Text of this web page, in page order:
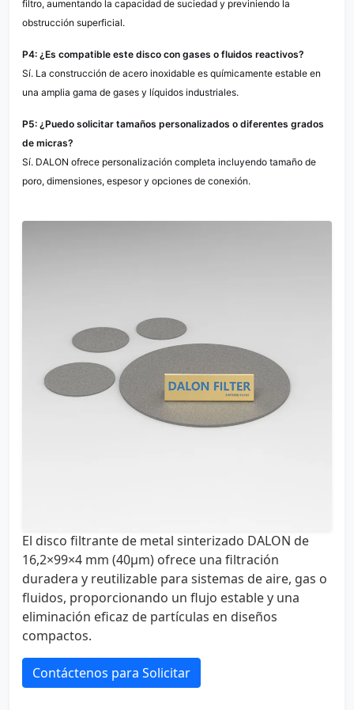
filtro, aumentando la capacidad de suciedad y previniendo la
obstrucción superficial.
P4: ¿Es compatible este disco con gases o fluidos reactivos?
Sí. La construcción de acero inoxidable es químicamente estable en
una amplia gama de gases y líquidos industriales.
P5: ¿Puedo solicitar tamaños personalizados o diferentes grados
de micras?
Sí. DALON ofrece personalización completa incluyendo tamaño de
poro, dimensiones, espesor y opciones de conexión.
El disco filtrante de metal sinterizado DALON de
16,2×99×4 mm (40µm) ofrece una filtración
duradera y reutilizable para sistemas de aire, gas o
fluidos, proporcionando un flujo estable y una
eliminación eficaz de partículas en diseños
compactos.
Contáctenos para Solicitar